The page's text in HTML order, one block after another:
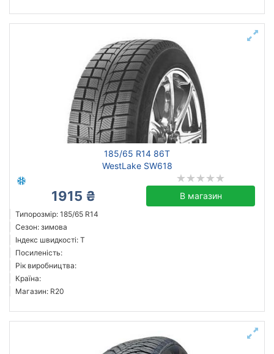
185/65 R14 86T
WestLake SW618
1915 ₴ В магазин
Типорозмір: 185/65 R14
Сезон: зимова
Індекс швидкості: T
Посиленість:
Рік виробництва:
Країна:
Магазин: R20